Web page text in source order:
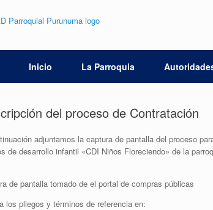
Inicio La Parroquia
del proceso de Contratación
adjuntamos la captura de pantalla del proceso
de desarrollo infantil «CDI Niños Floreciendo» de la
de pantalla tomado de el portal de compras públicas
los pliegos y términos de referencia en: